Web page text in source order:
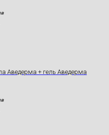
Аведерма + гель Аведерма